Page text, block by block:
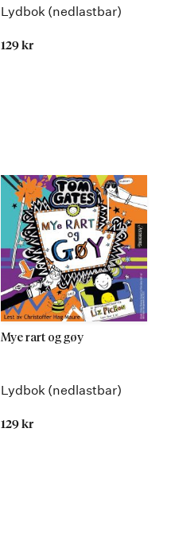
Lydbok (nedlastbar)
129 kr
Mye rart og gøy
Lydbok (nedlastbar)
129 kr